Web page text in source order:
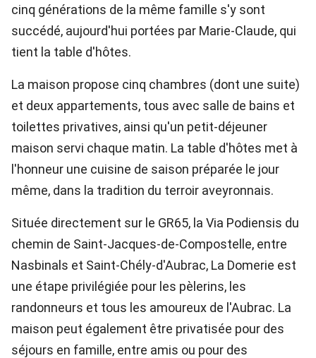
cinq générations de la même famille s'y sont
succédé, aujourd'hui portées par Marie-Claude, qui
tient la table d'hôtes.
La maison propose cinq chambres (dont une suite)
et deux appartements, tous avec salle de bains et
toilettes privatives, ainsi qu'un petit-déjeuner
maison servi chaque matin. La table d'hôtes met à
l'honneur une cuisine de saison préparée le jour
même, dans la tradition du terroir aveyronnais.
Située directement sur le GR65, la Via Podiensis du
chemin de Saint-Jacques-de-Compostelle, entre
Nasbinals et Saint-Chély-d'Aubrac, La Domerie est
une étape privilégiée pour les pèlerins, les
randonneurs et tous les amoureux de l'Aubrac. La
maison peut également être privatisée pour des
séjours en famille, entre amis ou pour des